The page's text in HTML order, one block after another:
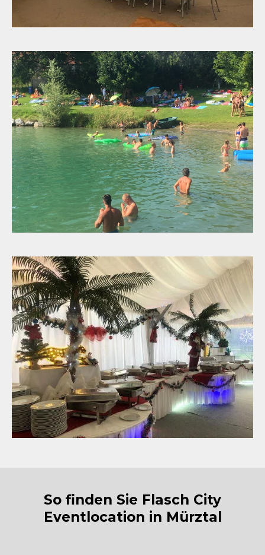
So finden Sie Flasch City
Eventlocation in Mürztal